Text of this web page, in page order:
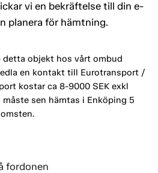
vi en bekräftelse till din e-
planera för hämtning.
detta objekt hos vårt ombud
en kontakt till Eurotransport /
kostar ca 8-9000 SEK exkl
måste sen hämtas i Enköping 5
fordonen